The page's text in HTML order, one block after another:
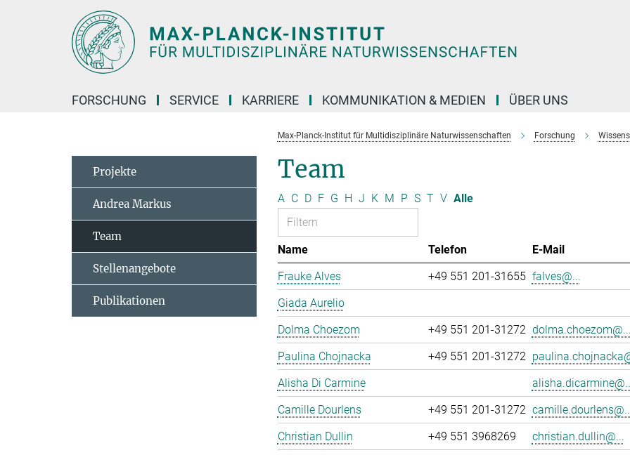
FORSCHUNG SERVICE KARRIERE KOMMUNIKATION & MEDIEN ÜBER UNS
Max-Planck-Institut für Multidisziplinäre Naturwissenschaften Forschung
Team
A C D F G H J K M P S T V Alle
Name Telefon
E-Mail
Frauke Alves
+49 551 201-31655 falves@...
Giada Aurelio
Dolma Choezom
+49 551 201-31272 dolma.choezom@...
Paulina Chojnacka
+49 551 201-31272
Alisha Di Carmine
Camille Dourlens
+49 551 201-31272
Christian Dullin
+49 551 3968269
christian.dullin@...
Projekte
Andrea Markus
Team
Stellenangebote
Publikationen